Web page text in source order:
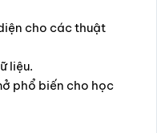
cho các thuật
liệu.
phổ biến cho học